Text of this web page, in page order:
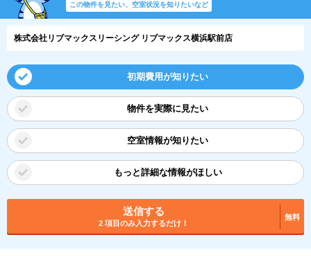
この物件を見たい、空室状況を知りたいなど
株式会社リブマックスリーシング リブマックス横浜駅前店
初期費用が知りたい
物件を実際に見たい
空室情報が知りたい
もっと詳細な情報がほしい
送信する
2 項目のみ入力するだけ！
無料